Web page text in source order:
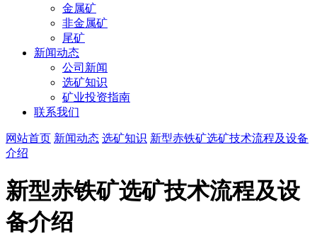
金属矿
非金属矿
尾矿
新闻动态
公司新闻
选矿知识
矿业投资指南
联系我们
网站首页 新闻动态 选矿知识 新型赤铁矿选矿技术流程及设备
介绍
新型赤铁矿选矿技术流程及设
备介绍